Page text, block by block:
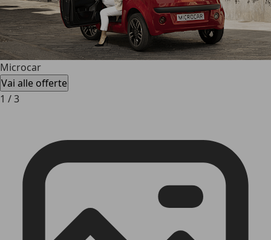
Microcar
Vai alle offerte
1 /3